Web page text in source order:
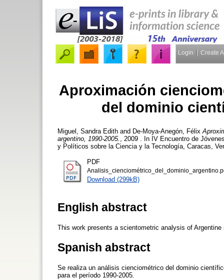
Login Create
Aproximación
del dominio
Miguel, Sandra Edith and De-Moya-Anegón, Félix
argentino, 1990-2005.
, 2009 . In IV Encuentro de
y Políticos sobre la Ciencia y la Tecnología, Caracas,
PDF
Download (299kB)
English abstract
This work presents a scientometric analysis of
Spanish abstract
Se realiza un análisis cienciométrico del dominio
para el período 1990-2005.